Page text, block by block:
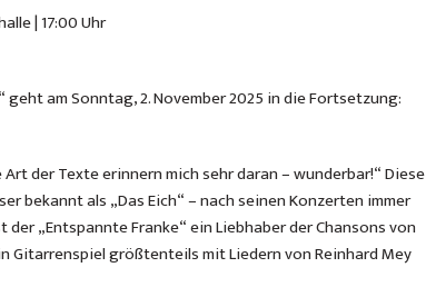
| 17:00 Uhr
am Sonntag, 2. November 2025 in die Fortsetzung:
der Texte erinnern mich sehr daran – wunderbar!“ Diese
bekannt als „Das Eich“ – nach seinen Konzerten immer
„Entspannte Franke“ ein Liebhaber der Chansons von
Gitarrenspiel größtenteils mit Liedern von Reinhard Mey